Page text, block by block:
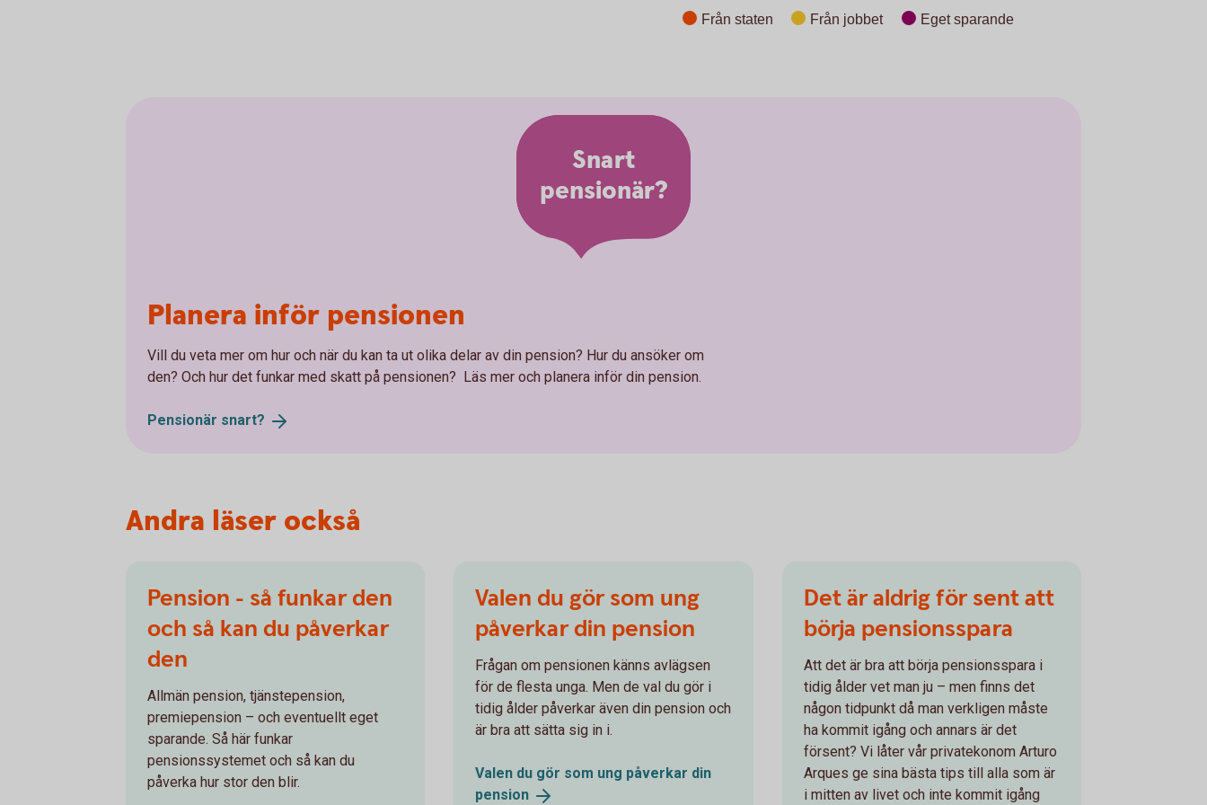
Från staten Från jobbet Eget sparande
Snart
pensionär?
Planera inför pensionen
Vill du veta mer om hur och när du kan ta ut olika delar av din pension? Hur du ansöker om
den? Och hur det funkar med skatt på pensionen? Läs mer och planera inför din pension.
Pensionär snart?
Andra läser också
Pension - så funkar den
och så kan du påverkar
den
Allmän pension, tjänstepension,
premiepension – och eventuellt eget
sparande. Så här funkar
pensionssystemet och så kan du
påverka hur stor den blir.
Valen du gör som ung
påverkar din pension
Frågan om pensionen känns avlägsen
för de flesta unga. Men de val du gör i
tidig ålder påverkar även din pension och
är bra att sätta sig in i.
Valen du gör som ung påverkar din
pension
Det är aldrig för sent att
börja pensionsspara
Att det är bra att börja pensionsspara i
tidig ålder vet man ju – men finns det
någon tidpunkt då man verkligen måste
ha kommit igång och annars är det
försent? Vi låter vår privatekonom Arturo
Arques ge sina bästa tips till alla som är
i mitten av livet och inte kommit igång